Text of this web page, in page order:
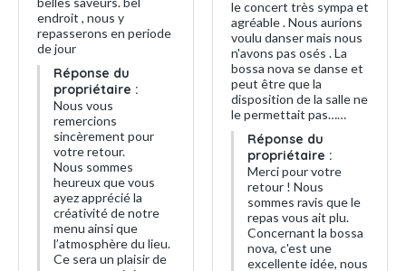
endroit , nous y
repasserons en periode
de jour
Réponse du
propriétaire :
Nous vous
remercions
sincèrement pour
votre retour.
Nous sommes
heureux que vous
ayez apprécié la
créativité de notre
menu ainsi que
l’atmosphère du lieu.
Ce sera un plaisir de
le concert très sympa et
agréable . Nous aurions
voulu danser mais nous
n'avons pas osés . La
bossa nova se danse et
peut être que la
disposition de la salle ne
le permettait pas……
Réponse du
propriétaire :
Merci pour votre
retour ! Nous
sommes ravis que le
repas vous ait plu.
Concernant la bossa
nova, c'est une
excellente idée, nous